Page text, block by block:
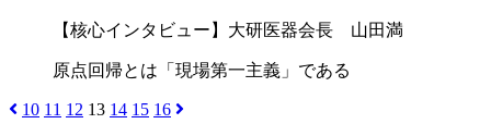
【核心インタビュー】大研医器会長 山田満
原点回帰とは「現場第一主義」である
10 11 12 13 14 15 16